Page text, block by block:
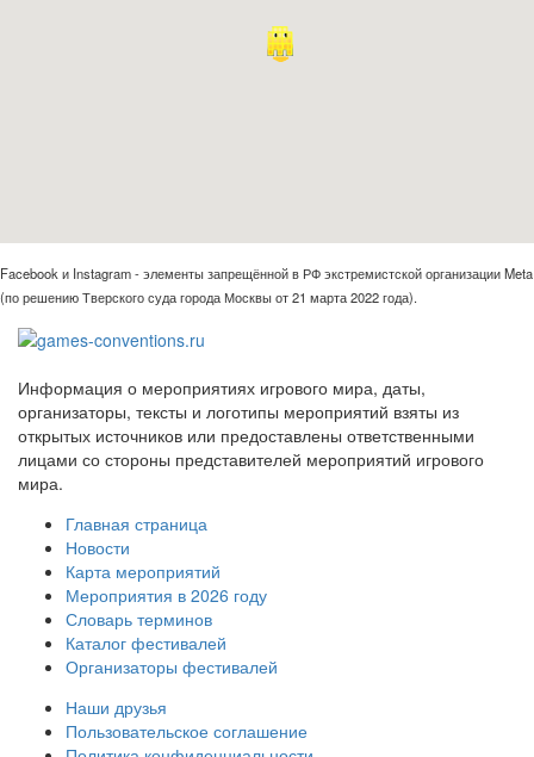
Facebook и Instagram - элементы запрещённой в РФ экстремистской организации Meta
(по решению Тверского суда города Москвы от 21 марта 2022 года).
Информация о мероприятиях игрового мира, даты,
организаторы, тексты и логотипы мероприятий взяты из
открытых источников или предоставлены ответственными
лицами со стороны представителей мероприятий игрового
мира.
Главная страница
Новости
Карта мероприятий
Мероприятия в 2026 году
Словарь терминов
Каталог фестивалей
Организаторы фестивалей
Наши друзья
Пользовательское соглашение